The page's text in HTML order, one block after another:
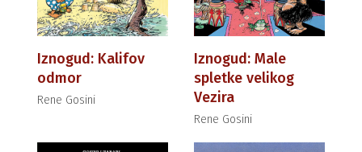
Iznogud: Kalifov
odmor
Rene Gosini
Iznogud: Male
spletke velikog
Vezira
Rene Gosini